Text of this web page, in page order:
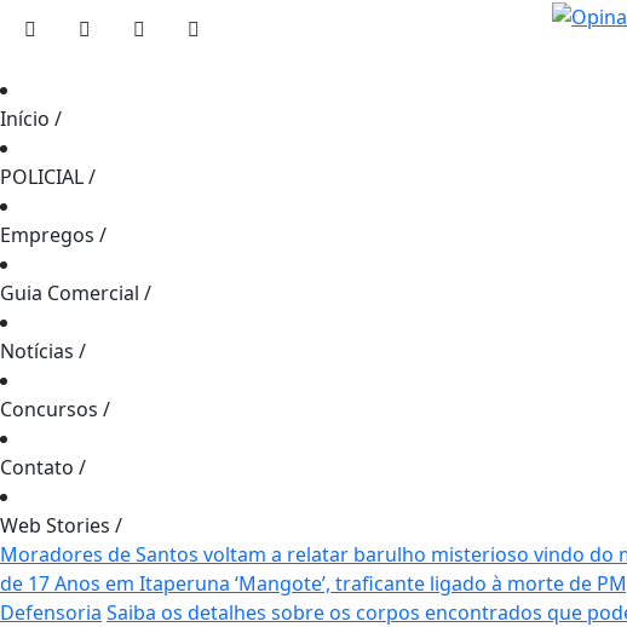
Início /
POLICIAL/
Empregos /
Guia Comercial /
Notícias /
Concursos /
Contato /
Web Stories /
Moradores de Santos voltam a relatar barulho misterioso vindo do
de 17 Anos em Itaperuna ‘Mangote’, traficante ligado à morte de
Defensoria Saiba os detalhes sobre os corpos encontrados que